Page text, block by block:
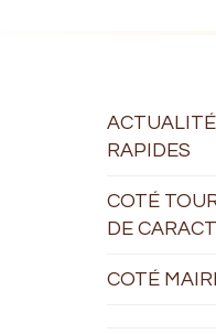
RAPIDES
COTÉ
DE
COTÉ